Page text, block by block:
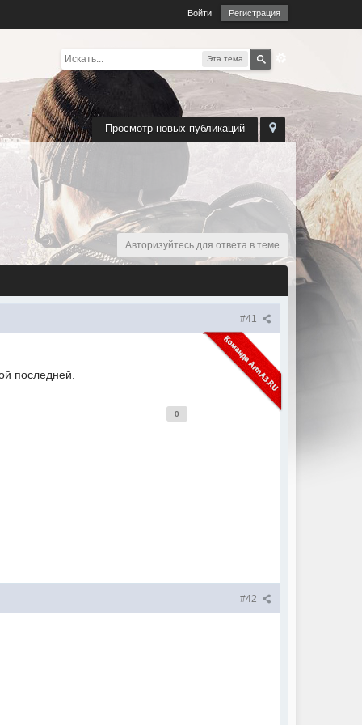
Войти Регистрация
Эта тема
Просмотр новых публикаций
Авторизуйтесь для ответа в теме
#41
последней.
0
#42